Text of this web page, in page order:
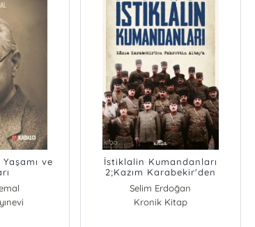
ve
İstiklalin Kumandanları
2;Kazım Karabekir'den
Fahrettin Altay'a
Selim Erdoğan
Kronik Kitap